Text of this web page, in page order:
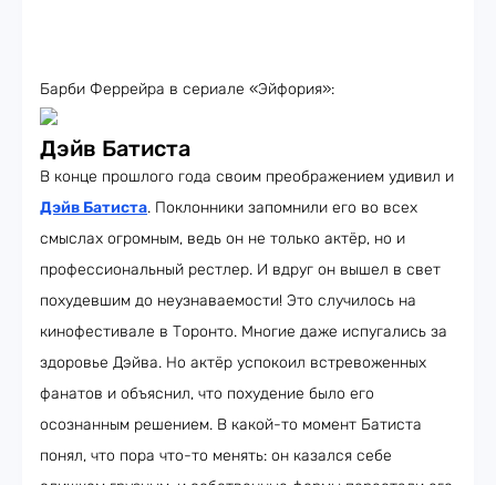
Барби Феррейра в сериале «Эйфория»:
Дэйв Батиста
В конце прошлого года своим преображением удивил и
Дэйв Батиста. Поклонники запомнили его во всех
смыслах огромным, ведь он не только актёр, но и
профессиональный рестлер. И вдруг он вышел в свет
похудевшим до неузнаваемости! Это случилось на
кинофестивале в Торонто. Многие даже испугались за
здоровье Дэйва. Но актёр успокоил встревоженных
фанатов и объяснил, что похудение было его
осознанным решением. В какой-то момент Батиста
понял, что пора что-то менять: он казался себе